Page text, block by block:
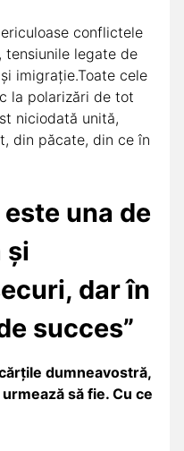
conflictele
legate de
imigrație.Toate cele
la polarizări de tot
niciodată unită,
din păcate, din ce în
este una de
și
dar în
succes”
dumneavostră,
să fie. Cu ce